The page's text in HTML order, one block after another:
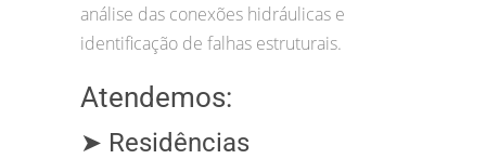
análise das conexões hidráulicas e
identificação de falhas estruturais.
Atendemos:
➤ Residências